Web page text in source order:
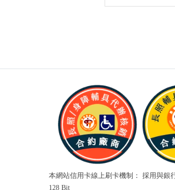
50,000元) + 電動
04-22230233 可加
構如需採購， 歡
洽詢門市人員
本網站信用卡線上刷卡機制： 採用與銀
128 Bit